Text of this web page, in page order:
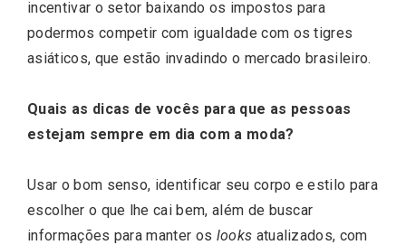
incentivar o setor baixando os impostos para
podermos competir com igualdade com os tigres
asiáticos, que estão invadindo o mercado brasileiro.
Quais as dicas de vocês para que as pessoas
estejam sempre em dia com a moda?
Usar o bom senso, identificar seu corpo e estilo para
escolher o que lhe cai bem, além de buscar
informações para manter os looks atualizados, com